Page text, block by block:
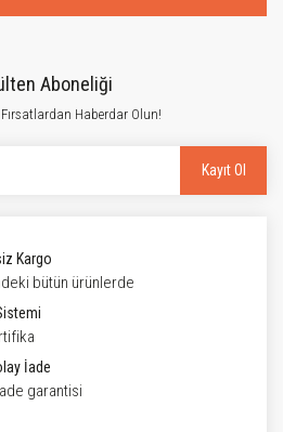
Aboneliği
Haberdar Olun!
Kayıt Ol
Kargo
bütün ürünlerde
İade
garantisi